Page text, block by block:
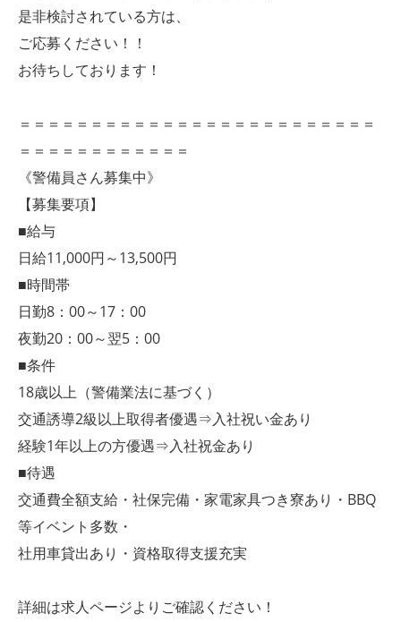
是非検討されている方は、
ご応募ください！！
お待ちしております！
＝＝＝＝＝＝＝＝＝＝＝＝＝＝＝＝＝＝＝＝＝＝＝＝＝
＝＝＝＝＝＝＝＝＝＝＝＝
《警備員さん募集中》
【募集要項】
■給与
日給11,000円～13,500円
■時間帯
日勤8：00～17：00
夜勤20：00～翌5：00
■条件
18歳以上（警備業法に基づく）
交通誘導2級以上取得者優遇⇒入社祝い金あり
経験1年以上の方優遇⇒入社祝金あり
■待遇
交通費全額支給・社保完備・家電家具つき寮あり・BBQ
等イベント多数・
社用車貸出あり・資格取得支援充実
詳細は求人ページよりご確認ください！